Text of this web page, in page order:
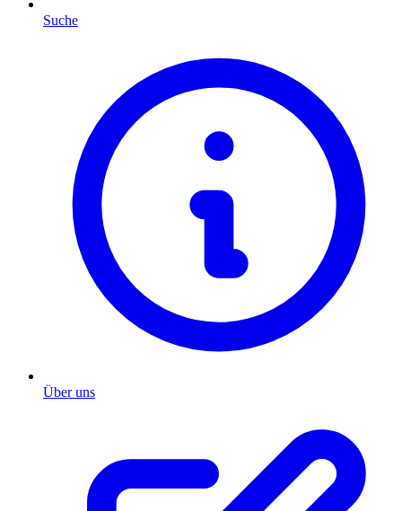
Suche
Über uns